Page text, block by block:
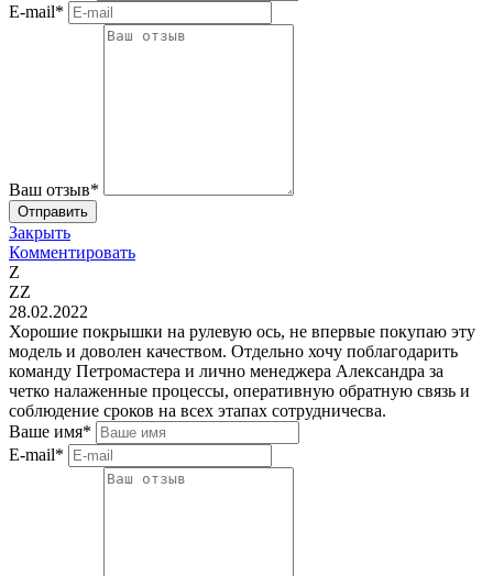
E-mail*
Ваш отзыв*
Закрыть
Комментировать
Z
ZZ
28.02.2022
Хорошие покрышки на рулевую ось, не впервые покупаю эту
модель и доволен качеством. Отдельно хочу поблагодарить
команду Петромастера и лично менеджера Александра за
четко налаженные процессы, оперативную обратную связь и
соблюдение сроков на всех этапах сотрудничесва.
Ваше имя*
E-mail*